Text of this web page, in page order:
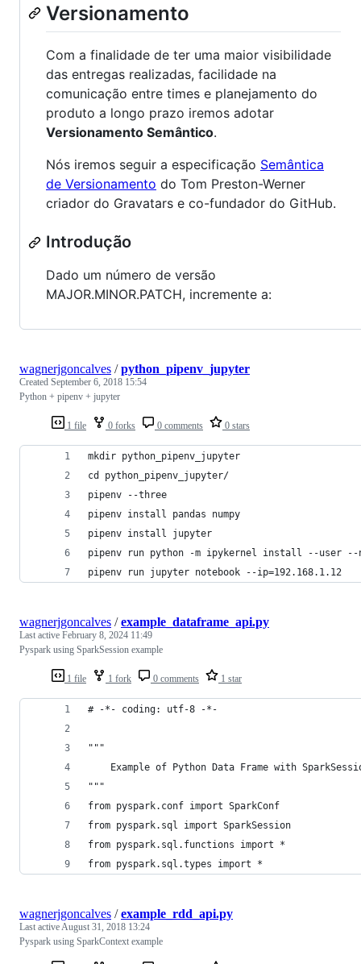
Versionamento
Com a finalidade de ter uma maior visibilidade
das entregas realizadas, facilidade na
comunicação entre times e planejamento do
produto a longo prazo iremos adotar
Versionamento Semântico.
Nós iremos seguir a especificação Semântica
de Versionamento do Tom Preston-Werner
criador do Gravatars e co-fundador do GitHub.
Introdução
Dado um número de versão
MAJOR.MINOR.PATCH, incremente a:
1 file 0 forks 0 comments 0 stars
wagnerjgoncalves /python_pipenv_jupyter
Created September 6, 2018 15:54
Python + pipenv + jupyter
mkdir python_pipenv_jupyter
cd python_pipenv_jupyter/
pipenv --three
pipenv install pandas numpy
pipenv install jupyter
pipenv run python -m ipykernel install --user --
pipenv run jupyter notebook --ip=192.168.1.12
1 file 1 fork 0 comments 1 star
wagnerjgoncalves /example_dataframe_api.py
Last active February 8, 2024 11:49
Pyspark using SparkSession example
# -*- coding: utf-8 -*-
"""
Example of Python Data Frame with
"""
from pyspark.conf import SparkConf
from pyspark.sql import SparkSession
from pyspark.sql.functions import *
from pyspark.sql.types import *
wagnerjgoncalves /example_rdd_api.py
Last activeAugust 31, 2018 13:24
Pyspark using SparkContext example